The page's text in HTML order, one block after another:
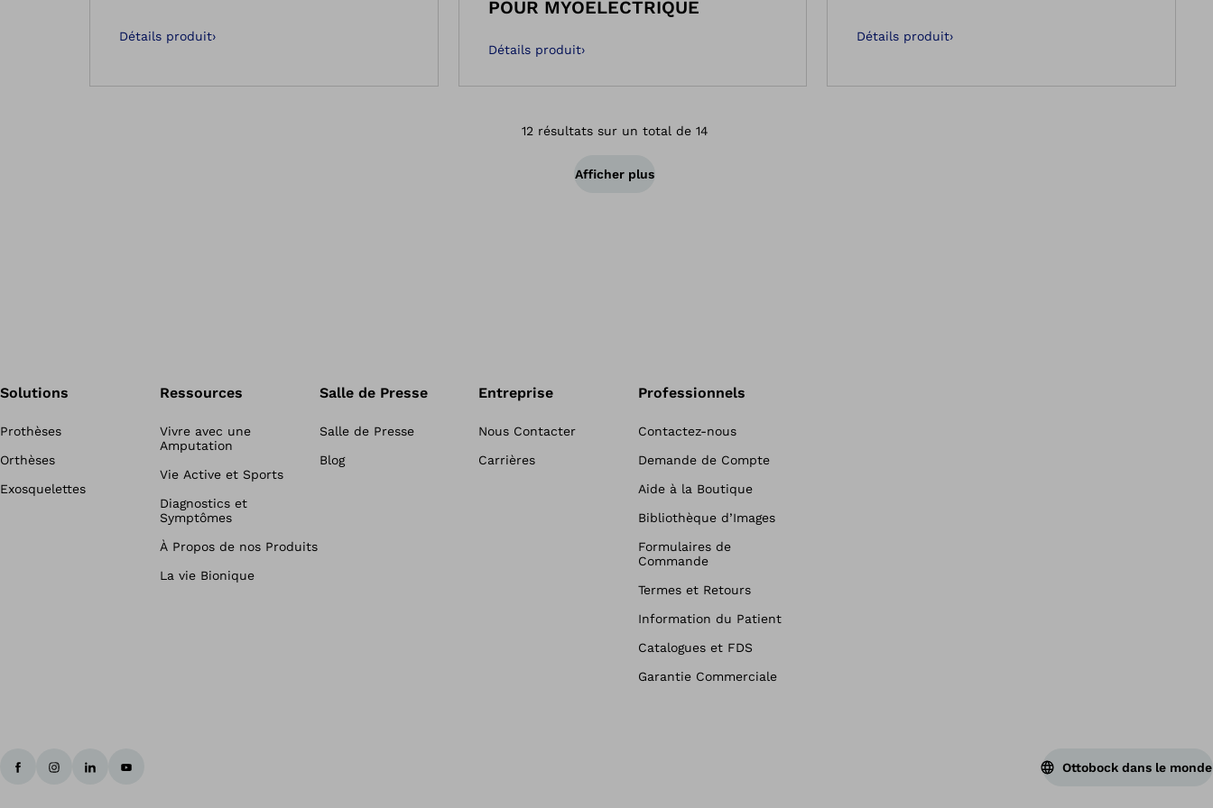
Détails produit›
POUR MYOELECTRIQUE
Détails produit›
Détails produit›
12 résultats sur un total de 14
Afficher plus
Solutions
Prothèses
Orthèses
Exosquelettes
Ressources
Vivre avec une
Amputation
Vie Active et Sports
Diagnostics et
Symptômes
À Propos de nos Produits
La vie Bionique
Salle de Presse
Salle de Presse
Blog
Entreprise
Nous Contacter
Carrières
Professionnels
Contactez-nous
Demande de Compte
Aide à la Boutique
Bibliothèque d’Images
Formulaires de
Commande
Termes et Retours
Information du Patient
Catalogues et FDS
Garantie Commerciale
Ottobock dans le monde